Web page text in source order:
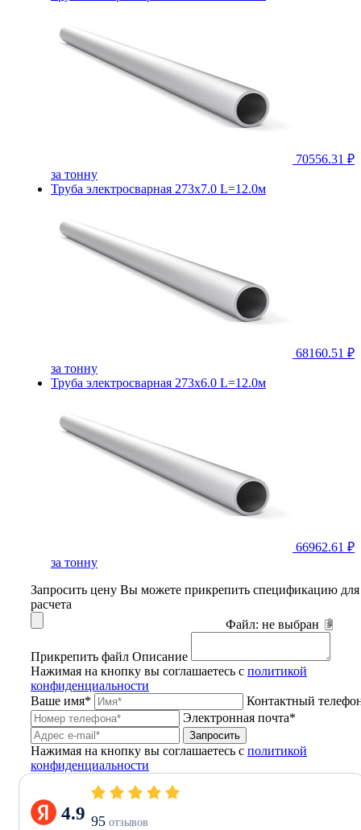
70556.31 ₽
за тонну
Труба электросварная 273х7.0 L=12.0м
68160.51 ₽
за тонну
Труба электросварная 273х6.0 L=12.0м
66962.61 ₽
за тонну
Запросить цену Вы можете прикрепить спецификацию для
расчета
Файл: не выбран
Прикрепить файл Описание
Нажимая на кнопку вы соглашаетесь с политикой
конфиденциальности
Ваше имя*
Контактный
Электронная почта*
Запросить
Нажимая на кнопку вы соглашаетесь с политикой
конфиденциальности
4.9 95 отзывов